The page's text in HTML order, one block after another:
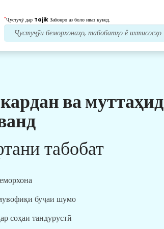
*Ҷустуҷӯ дар Tajik Забонро аз боло иваз кунед.
ва муттаҳид
табобат
буҷаи шумо
соҳаи тандурустӣ
бо дастаи